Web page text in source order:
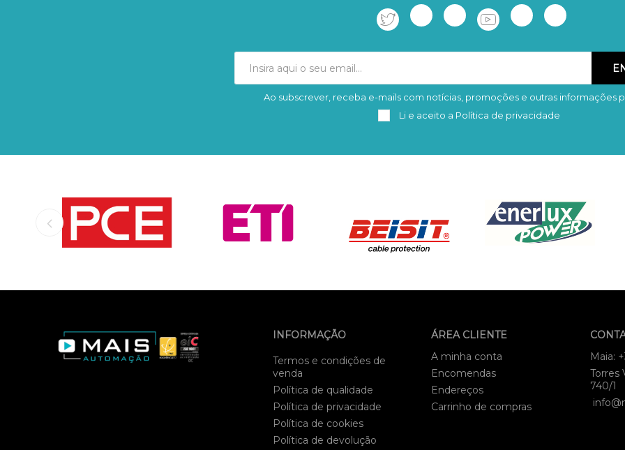
Subscrever Remover
Ao subscrever, receba e-mails com notícias, promoções e outras informações
Li e aceito a Política de privacidade
INFORMAÇÃO
Termos e condições de
venda
Política de qualidade
Política de privacidade
Política de cookies
Política de devolução
ÁREA CLIENTE
A minha conta
Encomendas
Endereços
Carrinho de compras
Maia:
Torres
740/1